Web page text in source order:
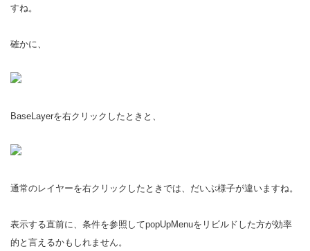
すね。
確かに、
BaseLayerを右クリックしたときと、
通常のレイヤーを右クリックしたときでは、だいぶ様子が違いますね。
表示する直前に、条件を参照してpopUpMenuをリビルドした方が効率
的と言えるかもしれません。